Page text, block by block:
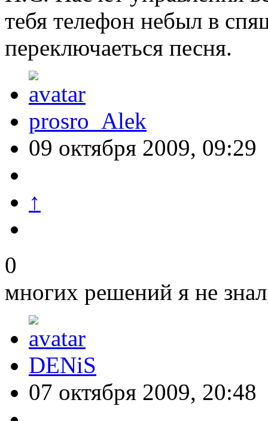
тебя телефон небыл в
переключаеться песня.
prosro_Alek
09 октября 2009, 09:29
↑
0
многих решений я не
DENiS
07 октября 2009, 20:48